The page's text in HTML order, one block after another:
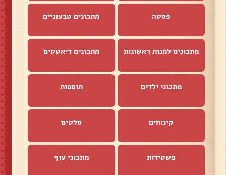
פסטה מתכונים טבעוניים
מתכונים למנות ראשונות מתכונים דיאטטים
מתכוני ילדים תוספות
קינוחים סלטים
פשטידות מתכוני עוף